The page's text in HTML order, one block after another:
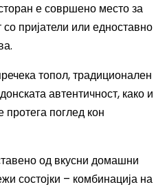
е совршено место за
пријатели или едноставно
топол, традиционален
автентичност, како и
протега поглед кон
од вкусни домашни
состојки – комбинација на